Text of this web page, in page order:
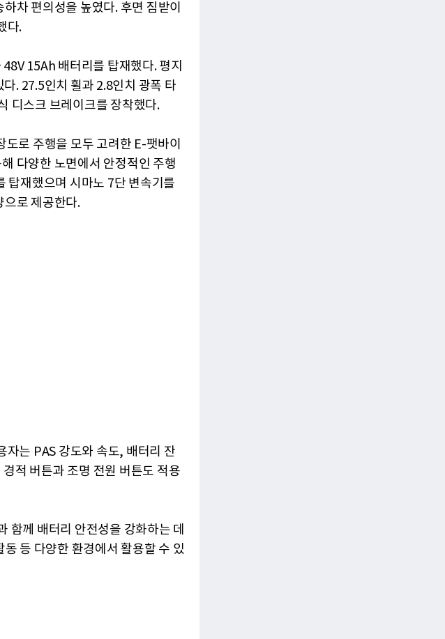
차 편의성을 높였다. 후면 짐받이
다.
15Ah 배터리를 탑재했다. 평지
. 27.5인치 휠과 2.8인치 광폭 타
디스크 브레이크를 장착했다.
로 주행을 모두 고려한 E-팻바이
다양한 노면에서 안정적인 주행
탑재했으며 시마노 7단 변속기를
으로 제공한다.
자는 PAS 강도와 속도, 배터리 잔
적 버튼과 조명 전원 버튼도 적용
함께 배터리 안전성을 강화하는 데
등 다양한 환경에서 활용할 수 있